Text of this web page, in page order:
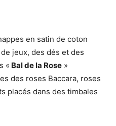
en satin de coton
jeux, des dés et des
« Bal de la Rose »
des roses Baccara, roses
placés dans des timbales